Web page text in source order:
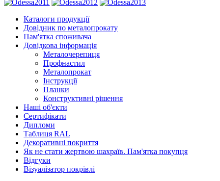
Каталоги продукції
Довідник по металопрокату
Пам'ятка споживача
Довідкова інформація
Металочерепиця
Профнастил
Металопрокат
Інструкції
Планки
Конструктивні рішення
Наші об'єкти
Сертифікати
Дипломи
Таблиця RAL
Декоративні покриття
Як не стати жертвою шахраїв. Пам'ятка покупця
Відгуки
Візуалізатор покрівлі